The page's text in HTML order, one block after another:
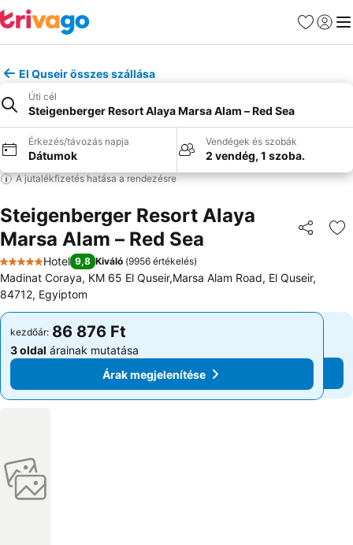
Kedvencek
El Quseir összes szállása
Úti cél
Steigenberger Resort Alaya Marsa Alam – Red Sea
Érkezés/távozás napja
Dátumok
Vendégek és szobák
2 vendég, 1 szoba.
A jutalékfizetés hatása a rendezésre
Steigenberger Resort Alaya
Marsa Alam – Red Sea
5 Kategória
Hotel 9,8 Kiváló (9956 értékelés)
Madinat Coraya, KM 65 El Quseir,Marsa Alam Road, El Quseir,
84712, Egyiptom
kezdőár: 86 876 Ft
3 oldal árainak mutatása
Árak megjelenítése
kezdőár: 86 876 Ft
3 oldal árainak mutatása
Árak megjelenítése